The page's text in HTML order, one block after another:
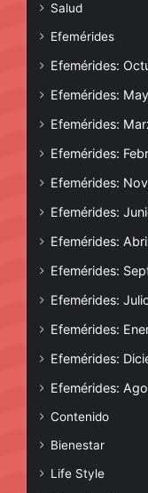
Salud
Efemérides
Efemérides:
Efemérides:
Efemérides:
Efemérides:
Efemérides:
Efemérides:
Efemérides:
Efemérides:
Efemérides:
Efemérides:
Efemérides:
Efemérides:
Contenido
Bienestar
Life Style